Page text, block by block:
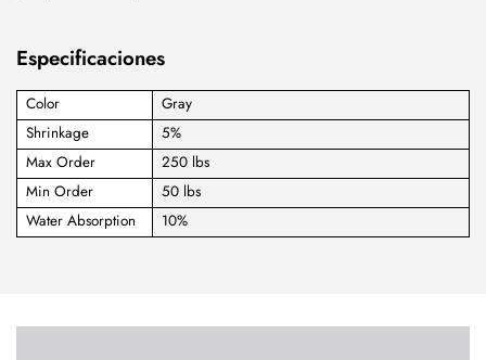
Especificaciones
Color
Gray
Shrinkage
5%
Max Order
250 lbs
Min Order
50 lbs
Water Absorption
10%